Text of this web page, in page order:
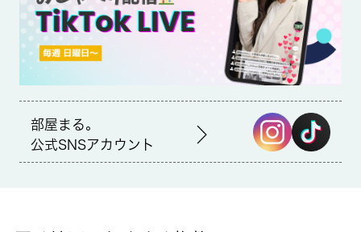
内・敷地内での喫煙不可（電子タバコ含む）。
部屋まる。
公式SNSアカウント